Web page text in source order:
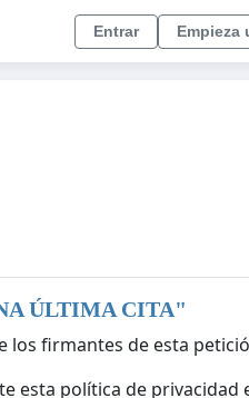
Entrar Empieza
ÚLTIMA CITA"
los firmantes de esta
esta política de privacidad